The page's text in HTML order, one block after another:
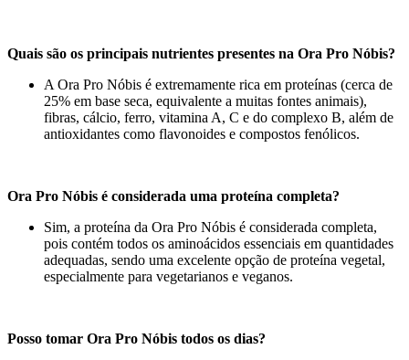
Quais são os principais nutrientes presentes na Ora Pro Nóbis?
A Ora Pro Nóbis é extremamente rica em proteínas (cerca de
25% em base seca, equivalente a muitas fontes animais),
fibras, cálcio, ferro, vitamina A, C e do complexo B, além de
antioxidantes como flavonoides e compostos fenólicos.
Ora Pro Nóbis é considerada uma proteína completa?
Sim, a proteína da Ora Pro Nóbis é considerada completa,
pois contém todos os aminoácidos essenciais em quantidades
adequadas, sendo uma excelente opção de proteína vegetal,
especialmente para vegetarianos e veganos.
Posso tomar Ora Pro Nóbis todos os dias?